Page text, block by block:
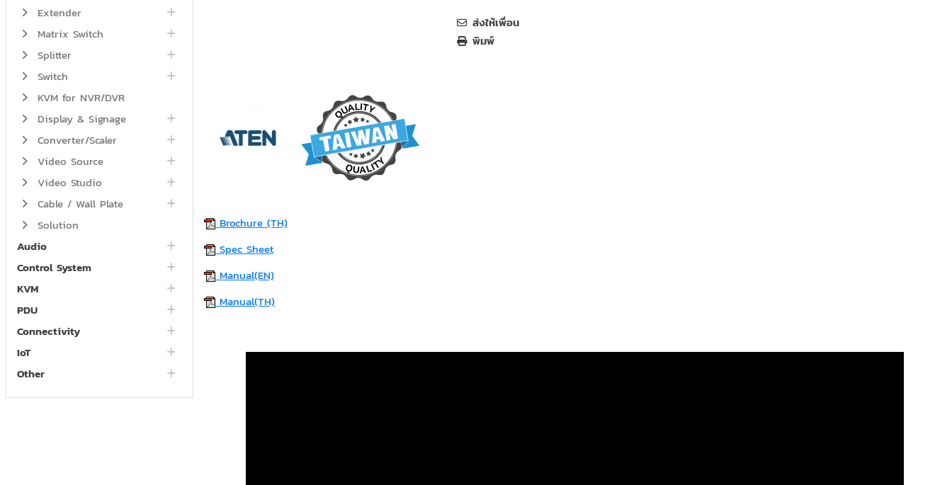
Extender
Matrix Switch
Splitter
Switch
KVM for NVR/DVR
Display & Signage
Converter/Scaler
Video Source
Video Studio
Cable / Wall Plate
Solution
Audio
Control System
KVM
PDU
Connectivity
IoT
Other
ส่งให้เพื่อน
พิมพ์
Brochure (TH)
Spec Sheet
Manual(EN)
Manual(TH)